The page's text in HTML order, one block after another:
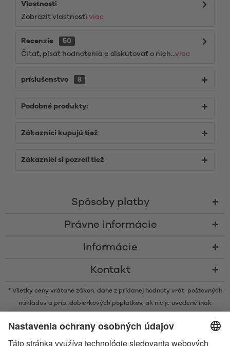
Vlastnosti
Zobraziť vlastnosti viac
Recenzie
50
Čítať, písať hodnotenia a diskutovať o nich...viac
príslušenstvo 8
Podobné produkty:
Zákazníci kupujú tiež
Zákazníci si pozreli tiež
Spôsoby platby
Právne informácie
Informácie
Kontakt
* Všetky ceny vrátane zákon. dane z pridanej hodnoty vrát. poštovných
nákladov a príp. dobierkových poplatkov, ak nie je uvedené inak
spoločnosť Bluetooth SIG, Inc. a akékoľvek používanie takýchto značiek
spoločnosťou Satisfyer GmbH podlieha licencií.